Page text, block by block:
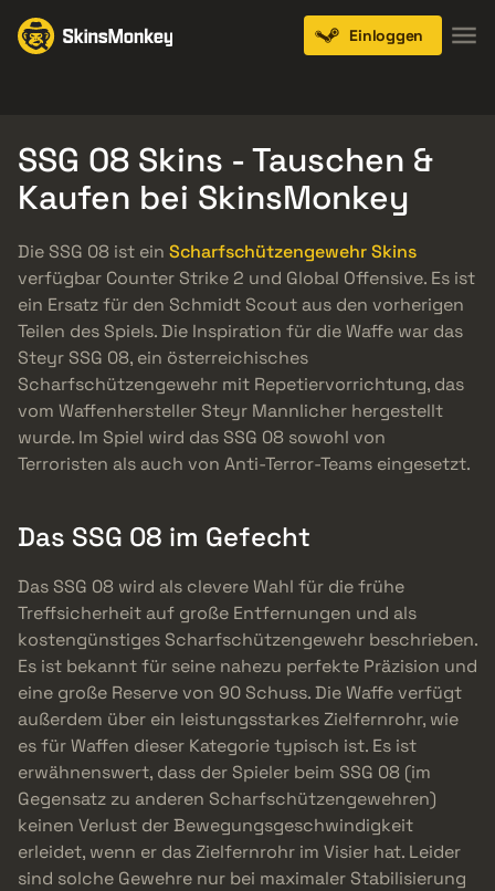
Einloggen
SSG 08 Skins - Tauschen &
Kaufen bei SkinsMonkey
Die SSG 08 ist ein Scharfschützengewehr Skins
verfügbar Counter Strike 2 und Global Offensive. Es ist
ein Ersatz für den Schmidt Scout aus den vorherigen
Teilen des Spiels. Die Inspiration für die Waffe war das
Steyr SSG 08, ein österreichisches
Scharfschützengewehr mit Repetiervorrichtung, das
vom Waffenhersteller Steyr Mannlicher hergestellt
wurde. Im Spiel wird das SSG 08 sowohl von
Terroristen als auch von Anti-Terror-Teams eingesetzt.
Das SSG 08 im Gefecht
Das SSG 08 wird als clevere Wahl für die frühe
Treffsicherheit auf große Entfernungen und als
kostengünstiges Scharfschützengewehr beschrieben.
Es ist bekannt für seine nahezu perfekte Präzision und
eine große Reserve von 90 Schuss. Die Waffe verfügt
außerdem über ein leistungsstarkes Zielfernrohr, wie
es für Waffen dieser Kategorie typisch ist. Es ist
erwähnenswert, dass der Spieler beim SSG 08 (im
Gegensatz zu anderen Scharfschützengewehren)
keinen Verlust der Bewegungsgeschwindigkeit
erleidet, wenn er das Zielfernrohr im Visier hat. Leider
sind solche Gewehre nur bei maximaler Stabilisierung